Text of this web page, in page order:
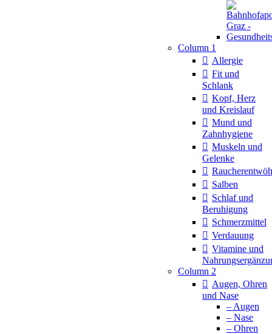
Column 1
Allergie
Fit und
Schlank
Kopf, Herz
und Kreislauf
Mund und
Zahnhygiene
Muskeln und
Gelenke
Salben
Schlaf und
Beruhigung
Schmerzmittel
Verdauung
Vitamine und
Column 2
Augen, Ohren
und Nase
– Augen
– Nase
– Ohren